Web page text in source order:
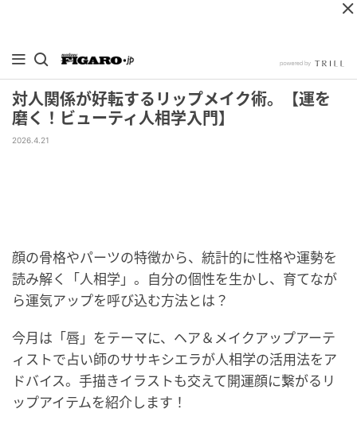
対人関係が好転するリップメイク術。【運を
磨く！ビューティ人相学入門】
2026.4.21
顔の骨格やパーツの特徴から、統計的に性格や運勢を
読み解く「人相学」。自分の個性を生かし、育てなが
ら運気アップを呼び込む方法とは？
今月は「唇」をテーマに、ヘア＆メイクアップアーテ
ィストで占い師のササキシエラが人相学の活用法をア
ドバイス。手描きイラストも交えて開運顔に繋がるリ
ップアイテムを紹介します！